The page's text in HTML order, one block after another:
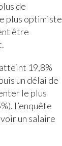
de
plus optimiste
être
19,8%
un délai de
le plus
L’enquête
un salaire